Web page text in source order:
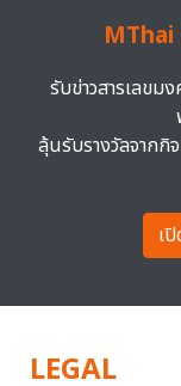
MThai
รับข่าวสารเลขม
ลุ้นรับรางวัลจากกิ
เ
LEGAL